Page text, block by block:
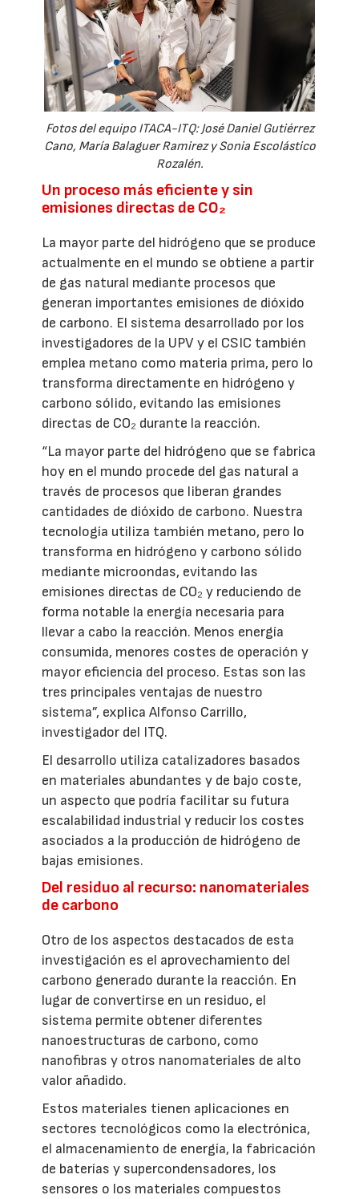
Fotos del equipo ITACA-ITQ: José Daniel Gutiérrez
Cano, María Balaguer Ramirez y Sonia Escolástico
Rozalén.
Un proceso más eficiente y sin
emisiones directas de CO₂
La mayor parte del hidrógeno que se produce
actualmente en el mundo se obtiene a partir
de gas natural mediante procesos que
generan importantes emisiones de dióxido
de carbono. El sistema desarrollado por los
investigadores de la UPV y el CSIC también
emplea metano como materia prima, pero lo
transforma directamente en hidrógeno y
carbono sólido, evitando las emisiones
directas de CO₂ durante la reacción.
“La mayor parte del hidrógeno que se fabrica
hoy en el mundo procede del gas natural a
través de procesos que liberan grandes
cantidades de dióxido de carbono. Nuestra
tecnología utiliza también metano, pero lo
transforma en hidrógeno y carbono sólido
mediante microondas, evitando las
emisiones directas de CO₂ y reduciendo de
forma notable la energía necesaria para
llevar a cabo la reacción. Menos energía
consumida, menores costes de operación y
mayor eficiencia del proceso. Estas son las
tres principales ventajas de nuestro
sistema”, explica Alfonso Carrillo,
investigador del ITQ.
El desarrollo utiliza catalizadores basados
en materiales abundantes y de bajo coste,
un aspecto que podría facilitar su futura
escalabilidad industrial y reducir los costes
asociados a la producción de hidrógeno de
bajas emisiones.
Del residuo al recurso: nanomateriales
de carbono
Otro de los aspectos destacados de esta
investigación es el aprovechamiento del
carbono generado durante la reacción. En
lugar de convertirse en un residuo, el
sistema permite obtener diferentes
nanoestructuras de carbono, como
nanofibras y otros nanomateriales de alto
valor añadido.
Estos materiales tienen aplicaciones en
sectores tecnológicos como la electrónica,
el almacenamiento de energía, la fabricación
de baterías y supercondensadores, los
sensores o los materiales compuestos